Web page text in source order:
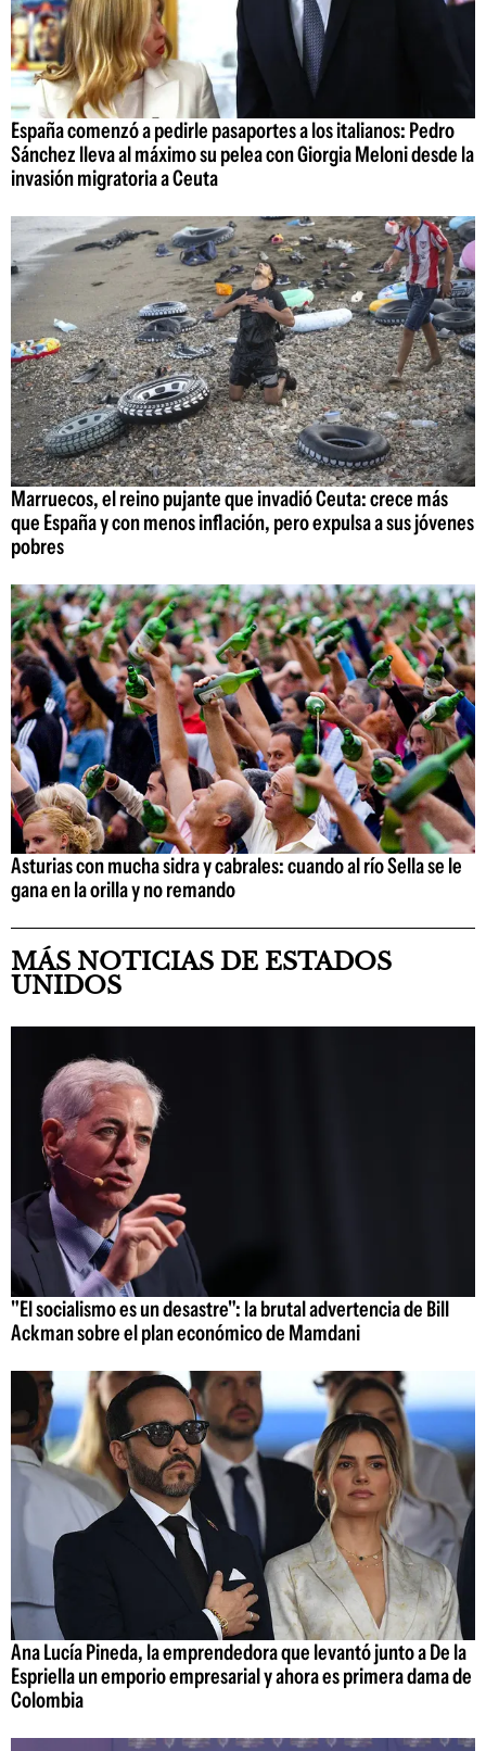
España comenzó a pedirle pasaportes a los italianos: Pedro
Sánchez lleva al máximo su pelea con Giorgia Meloni desde la
invasión migratoria a Ceuta
Marruecos, el reino pujante que invadió Ceuta: crece más
que España y con menos inflación, pero expulsa a sus jóvenes
pobres
Asturias con mucha sidra y cabrales: cuando al río Sella se le
gana en la orilla y no remando
MÁS NOTICIAS DE ESTADOS
UNIDOS
"El socialismo es un desastre": la brutal advertencia de Bill
Ackman sobre el plan económico de Mamdani
Ana Lucía Pineda, la emprendedora que levantó junto a De la
Espriella un emporio empresarial y ahora es primera dama de
Colombia